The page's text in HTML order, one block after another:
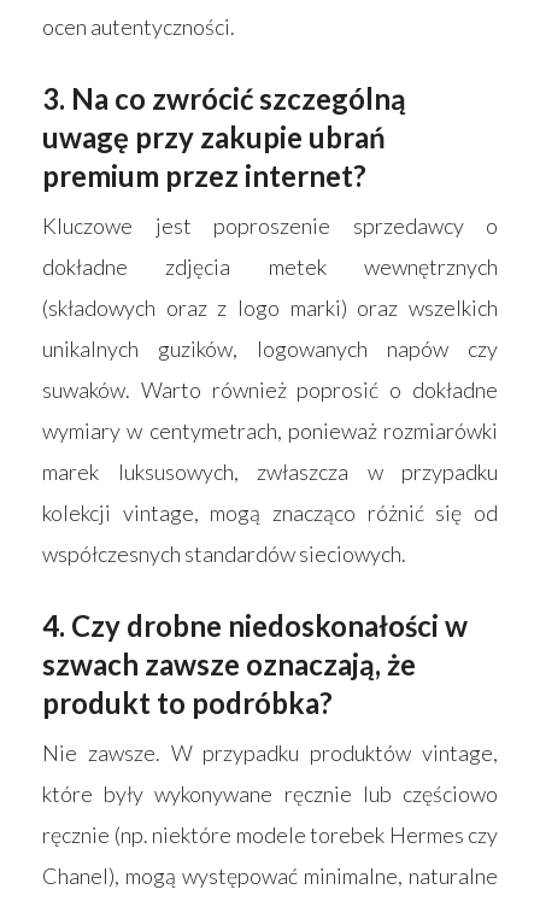
ocen autentyczności.
3. Na co zwrócić szczególną
uwagę przy zakupie ubrań
premium przez internet?
Kluczowe jest poproszenie sprzedawcy o
dokładne zdjęcia metek wewnętrznych
(składowych oraz z logo marki) oraz wszelkich
unikalnych guzików, logowanych napów czy
suwaków. Warto również poprosić o dokładne
wymiary w centymetrach, ponieważ rozmiarówki
marek luksusowych, zwłaszcza w przypadku
kolekcji vintage, mogą znacząco różnić się od
współczesnych standardów sieciowych.
4. Czy drobne niedoskonałości w
szwach zawsze oznaczają, że
produkt to podróbka?
Nie zawsze. W przypadku produktów vintage,
które były wykonywane ręcznie lub częściowo
ręcznie (np. niektóre modele torebek Hermes czy
Chanel), mogą występować minimalne, naturalne